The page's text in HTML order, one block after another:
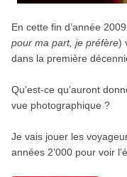
En cette fin d’année
pour ma part, je préfère)
dans la première
Qu’est-ce qu’auront
vue photographique ?
Je vais jouer les
années 2’000 pour voir